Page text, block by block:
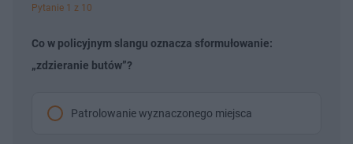
Pytanie 1 z 10
Co w policyjnym slangu oznacza sformułowanie:
„zdzieranie butów”?
Patrolowanie wyznaczonego miejsca